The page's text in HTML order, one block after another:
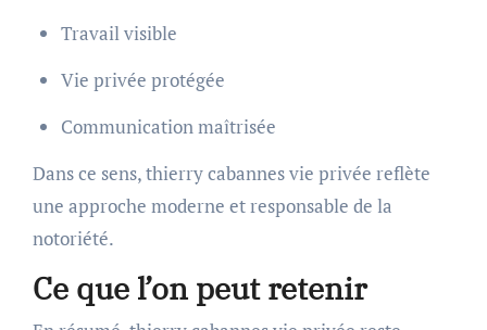
Travail visible
Vie privée protégée
Communication maîtrisée
Dans ce sens, thierry cabannes vie privée reflète
une approche moderne et responsable de la
notoriété.
Ce que l’on peut retenir